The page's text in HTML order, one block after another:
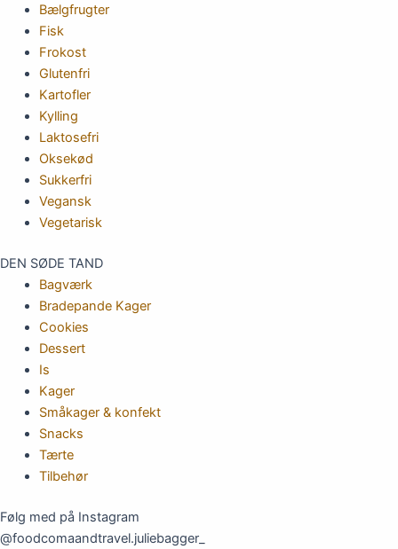
Bælgfrugter
Fisk
Frokost
Glutenfri
Kartofler
Kylling
Laktosefri
Oksekød
Sukkerfri
Vegansk
Vegetarisk
DEN SØDE TAND
Bagværk
Bradepande Kager
Cookies
Dessert
Is
Kager
Småkager & konfekt
Snacks
Tærte
Tilbehør
Følg med på Instagram
@foodcomaandtravel.juliebagger_